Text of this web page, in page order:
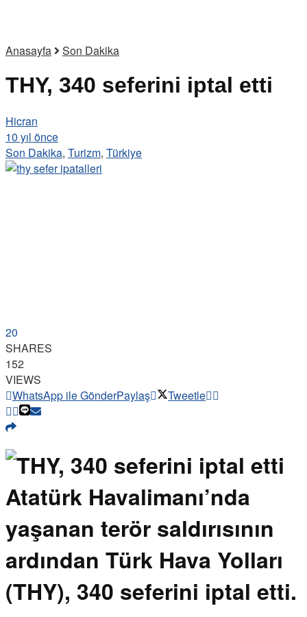
Anasayfa Son Dakika
THY, 340 seferini iptal etti
Hicran
10 yıl önce
Son Dakika, Turizm, Türkiye
20
SHARES
152
VIEWS
WhatsApp ile GönderPaylaş Tweetle
Atatürk Havalimanı’nda
yaşanan terör saldırısının
ardından Türk Hava Yolları
(THY), 340 seferini iptal etti.